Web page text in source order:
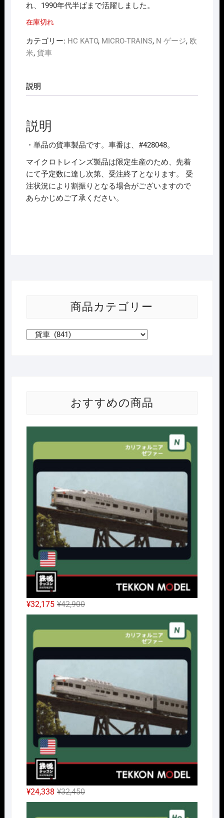
で
た。
¥3,460
れ、1990年代半ばまで活躍しました。
在庫切れ
カテゴリー: HC KATO, MICRO-TRAINS, N ゲージ, 欧
米, 貨車
説明
説明
・単品の貨車製品です。車番は、#428048。
マイクロトレインズ製品は限定生産のため、先着
にて予定数に達し次第、受注終了となります。 受
注状況により割振りとなる場合がございますので
あらかじめご了承ください。
商品カテゴリー
おすすめの商品
¥42,900元
の
価
し
た。
¥32,175
現
在
の
で
す。
¥32,450元
の
価
¥24,338
現
在
の